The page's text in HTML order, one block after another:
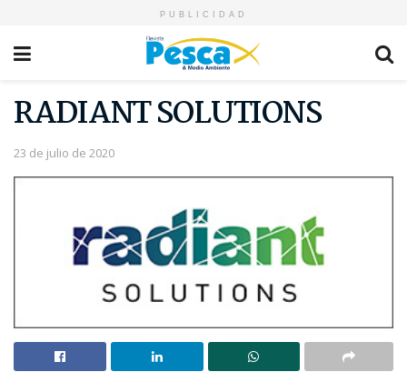
PUBLICIDAD
RADIANT SOLUTIONS
23 de julio de 2020